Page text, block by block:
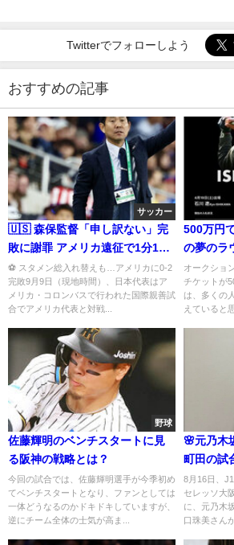
Twitterでフォローしよう
おすすめの記事
サッカー
🇺🇸 森保監督「申し訳ない」完
敗に謝罪 アメリカ遠征で1分1
敗…2試合無得点の苦い結果に悔
しさ滲む
⚽ スタメン総入れ替えも…アメリカに0-2
完敗9月9日（現地時間）、日本代表はア
メリカ・コロンバスで行われた国際親善試
合でアメリカ代表と対戦...
500万円
の夢のラ
オークショ
チケットが
は、多くの
えていると
野球
佐藤輝明のベンチスタートに見
る阪神の戦略とは？
今回の試合では、佐藤輝明選手が今季初め
てベンチスタートとなり、ファンとしては
一体どうなるのかドキドキしていますが、
逆にチーム全体の士気が高ま...
🌸元乃木
町田の試
8月16日、
セレッソ大
に、元乃木
口珠美さん